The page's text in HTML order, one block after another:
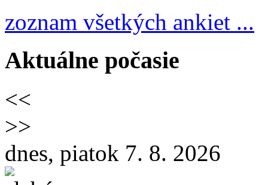
zoznam všetkých ankiet ...
Aktuálne počasie
<<
>>
dnes, piatok 7. 8. 2026